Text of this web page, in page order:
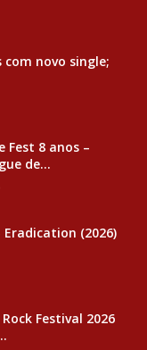
com novo single;
Fest 8 anos –
de...
(2026)
Festival 2026